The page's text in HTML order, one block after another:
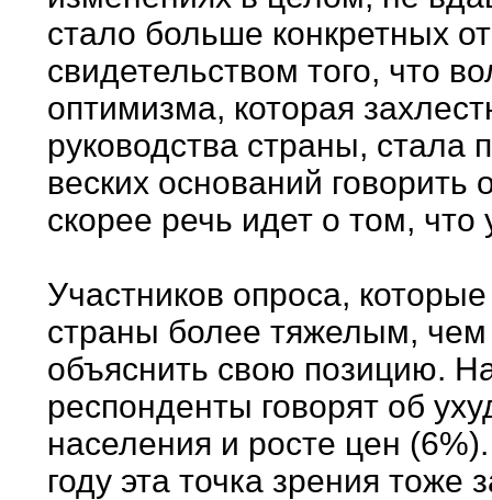
стало больше конкретных
свидетельством того, что
оптимизма, которая
руководства страны, стала
веских оснований
скорее речь идет о том,
Участников опроса,
страны более тяжелым,
объяснить свою позицию.
респонденты говорят об
населения и росте цен
году эта точка зрения